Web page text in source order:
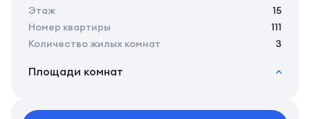
Этаж
15
Номер квартиры
111
Количество жилых комнат
3
Площади комнат
Жилая площадь 75.25 м